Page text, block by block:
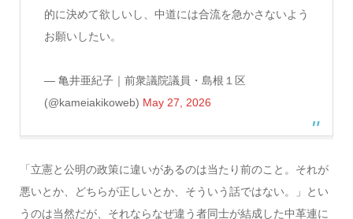
的に決めて欲しいし、中道には合流を急かさないよう
お願いしたい。
— 亀井亜紀子｜前衆議院議員・島根１区
(@kameiakikoweb) May 27, 2026
「立憲と公明の政策に違いがあるのは当たり前のこと。それが
悪いとか、どちらが正しいとか、そういう話ではない。」とい
うのは当然だが、それならなぜ違う者同士が結成した中革連に